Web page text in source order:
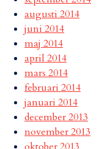
augusti 2014
juni 2014
maj 2014
april 2014
mars 2014
februari 2014
januari 2014
december 2013
november 2013